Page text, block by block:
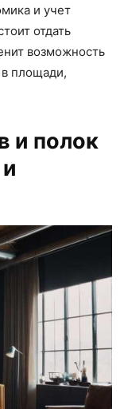
и учет
отдать
возможность
в площади,
и полок